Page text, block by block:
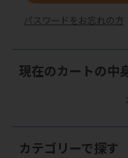
パスワードをお忘れの方
現在のカートの中
カテゴリーで探す